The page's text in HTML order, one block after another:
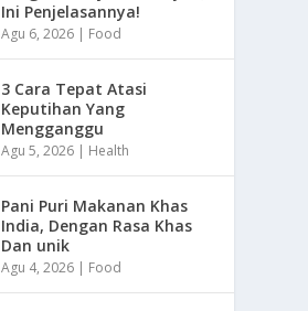
Ini Penjelasannya!
Agu 6, 2026 | Food
3 Cara Tepat Atasi
Keputihan Yang
Mengganggu
Agu 5, 2026 | Health
Pani Puri Makanan Khas
India, Dengan Rasa Khas
Dan unik
Agu 4, 2026 | Food